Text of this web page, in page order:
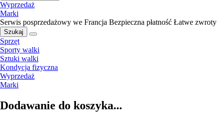
Wyprzedaż
Marki
Serwis posprzedażowy we Francja Bezpieczna płatność Łatwe zwroty
Szukaj
Sprzęt
Sporty walki
Sztuki walki
Kondycja fizyczna
Wyprzedaż
Marki
Dodawanie do koszyka...